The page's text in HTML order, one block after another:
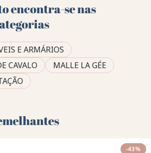
encontra-se nas
E ARMÁRIOS
CAVALO
MALLE LA GÉE
-43%